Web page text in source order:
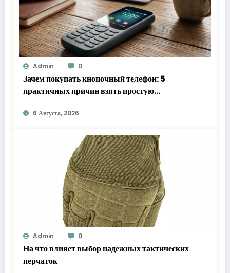
Admin 0
Зачем покупать кнопочный телефон: 5
практичных причин взять простую
«звонилку»
6 Августа, 2026
Admin 0
На что влияет выбор надежных тактических
перчаток